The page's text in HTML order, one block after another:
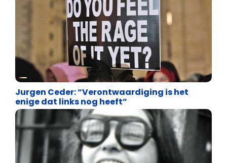
Uncategorized
Jurgen Ceder: “Verontwaardiging is het
enige dat links nog heeft”